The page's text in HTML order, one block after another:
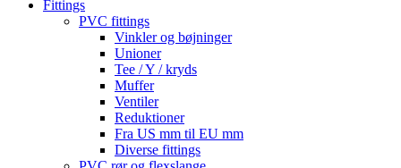
Fittings
PVC fittings
Vinkler og bøjninger
Unioner
Tee / Y / kryds
Muffer
Ventiler
Reduktioner
Fra US mm til EU mm
Diverse fittings